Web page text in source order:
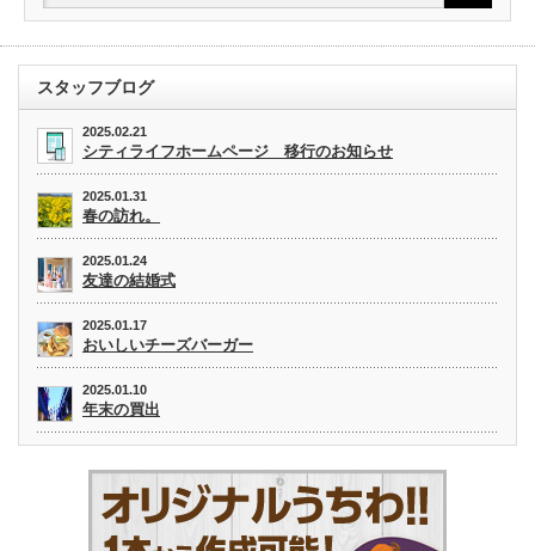
スタッフブログ
2025.02.21
シティライフホームページ 移行のお知らせ
2025.01.31
春の訪れ。
2025.01.24
友達の結婚式
2025.01.17
おいしいチーズバーガー
2025.01.10
年末の買出